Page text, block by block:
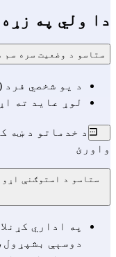
دا ولي په
ستاسو د وضعیت سره سم
د یو شخصي فرد
لوړ عاید ته
د خدماتو د ښه
واورئ
ستاسو د استوګنې
دوسېې